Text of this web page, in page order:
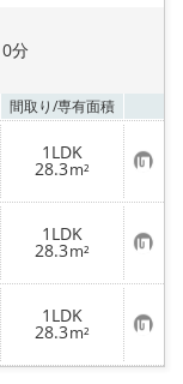
分
間取り/専有面積
1LDK
28.3m² お
気
に
入
り
登
録
1LDK
28.3m² お
気
に
入
り
登
録
1LDK
28.3m² お
気
に